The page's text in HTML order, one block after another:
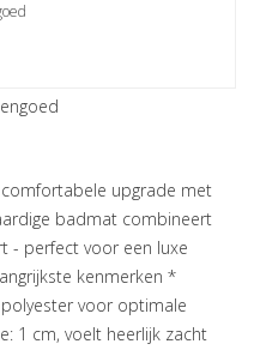
upgrade met
badmat combineert
- perfect voor een luxe
kenmerken *
voor optimale
1 cm, voelt heerlijk zacht